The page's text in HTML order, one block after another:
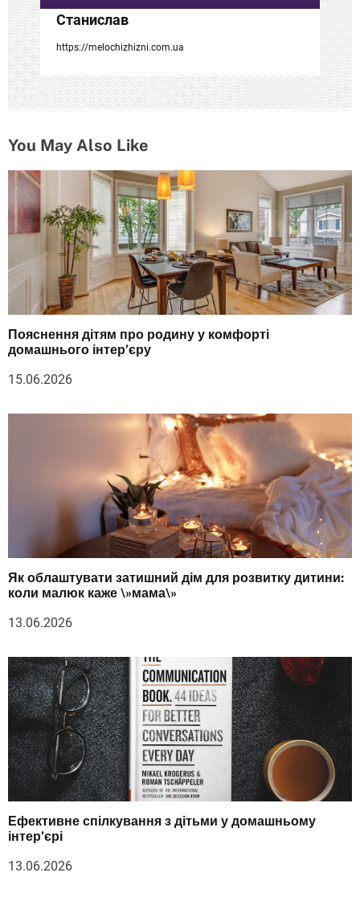
я
м
Станислав
https://melochizhizni.com.ua
You May Also Like
Пояснення дітям про родину у комфорті
домашнього інтер’єру
15.06.2026
Як облаштувати затишний дім для розвитку дитини:
коли малюк каже \»мама\»
13.06.2026
Ефективне спілкування з дітьми у домашньому
інтер’єрі
13.06.2026